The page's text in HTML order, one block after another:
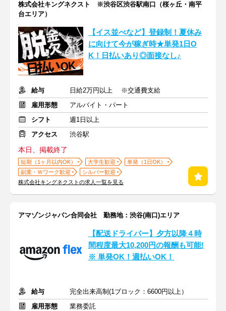
株式会社キングネクスト ※渋谷区渋谷駅南口（桜ヶ丘・南平
台エリア）
【イス並べなど】登録制！夏休み
に向けて今が稼ぎ時★単発1日O
K！日払いあり◎面接なし♪
給与
日給2万円以上 ※交通費支給
雇用形態
アルバイト・パート
シフト
週1日以上
アクセス
渋谷駅
本日、掲載終了
短期（1ヶ月以内OK） 大学生歓迎
単発（1日OK）
副業・Ｗワーク歓迎
シルバー歓迎
株式会社キングネクストの求人一覧を見る
アマゾンジャパン合同会社 勤務地：渋谷(南口)エリア
【配送ドライバー】夕方以降４時
間程度最大10,200円の報酬も可能!
※ 単発OK！週払いOK！
給与
完全出来高制(1ブロック：6600円以上）
雇用形態
業務委託